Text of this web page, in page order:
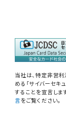
自己問診
情報セキュ
情報セキュ
自己点検ア
NIST
情報セキュ
当社は、特定非営利
める「サイバーセキ
することを宣言しま
言をご覧ください。